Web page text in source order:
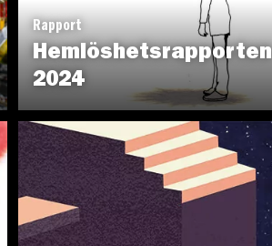
Rapport
Hemlöshetsrapporten
2024